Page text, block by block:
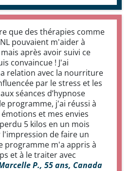
que des thérapies comme
pouvaient m'aider à
après avoir suivi ce
convaincue ! J'ai
relation avec la nourriture
par le stress et les
séances d’hypnose
programme, j'ai réussi à
et mes envies
5 kilos en un mois
l'impression de faire un
programme m'a appris à
et à le traiter avec
P., 55 ans, Canada